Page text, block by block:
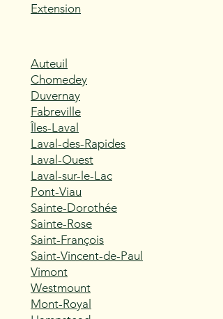
Extension
Auteuil
Chomedey
Duvernay
Fabreville
Îles-Laval
Laval-des-Rapides
Laval-Ouest
Laval-sur-le-Lac
Pont-Viau
Sainte-Dorothée
Sainte-Rose
Saint-François
Saint-Vincent-de-Paul
Vimont
Westmount
Mont-Royal